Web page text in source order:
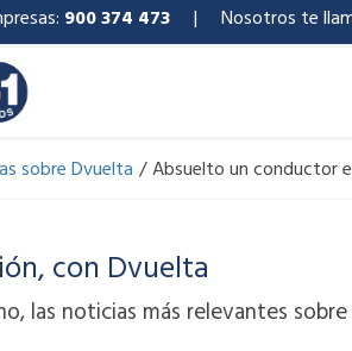
900 374 473| Nosotros te
sobre Dvuelta Absuelto un conductor
con Dvuelta
las noticias más relevantes